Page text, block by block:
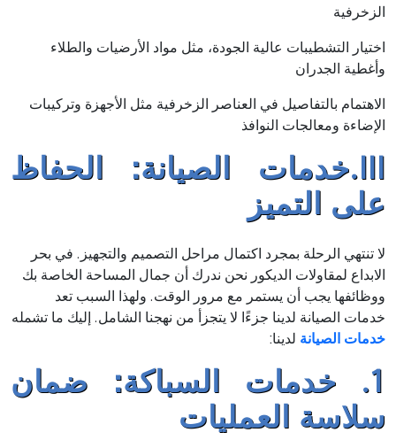
الزخرفية
اختيار التشطيبات عالية الجودة، مثل مواد الأرضيات والطلاء
وأغطية الجدران
الاهتمام بالتفاصيل في العناصر الزخرفية مثل الأجهزة وتركيبات
الإضاءة ومعالجات النوافذ
III.خدمات الصيانة: الحفاظ
على التميز
لا تنتهي الرحلة بمجرد اكتمال مراحل التصميم والتجهيز. في بحر
الابداع لمقاولات الديكور نحن ندرك أن جمال المساحة الخاصة بك
ووظائفها يجب أن يستمر مع مرور الوقت. ولهذا السبب تعد
خدمات الصيانة لدينا جزءًا لا يتجزأ من نهجنا الشامل. إليك ما تشمله
خدمات الصيانة لدينا:
1. خدمات السباكة: ضمان
سلاسة العمليات